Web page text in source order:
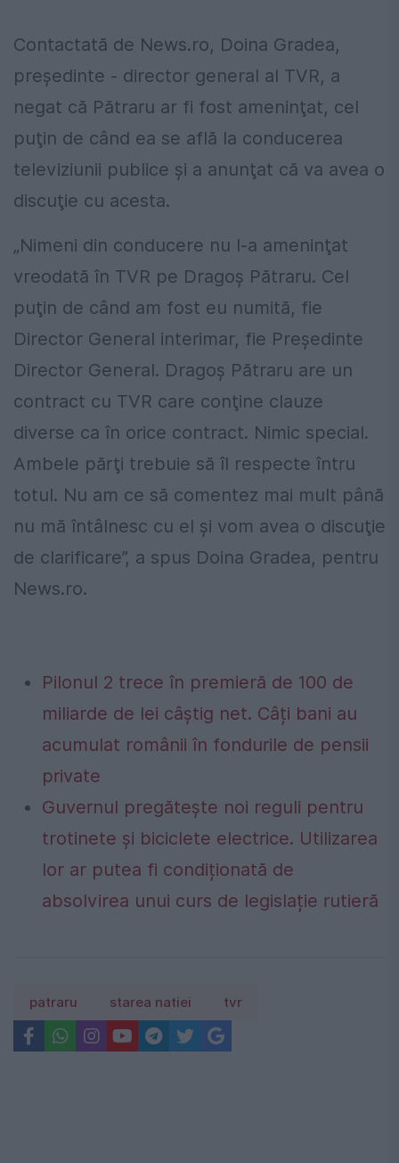
Contactată de News.ro, Doina Gradea,
preşedinte - director general al TVR, a
negat că Pătraru ar fi fost ameninţat, cel
puţin de când ea se află la conducerea
televiziunii publice şi a anunţat că va avea o
discuţie cu acesta.
„Nimeni din conducere nu l-a ameninţat
vreodată în TVR pe Dragoş Pătraru. Cel
puţin de când am fost eu numită, fie
Director General interimar, fie Preşedinte
Director General. Dragoş Pătraru are un
contract cu TVR care conţine clauze
diverse ca în orice contract. Nimic special.
Ambele părţi trebuie să îl respecte întru
totul. Nu am ce să comentez mai mult până
nu mă întâlnesc cu el şi vom avea o discuţie
de clarificare”, a spus Doina Gradea, pentru
News.ro.
Pilonul 2 trece în premieră de 100 de
miliarde de lei câștig net. Câți bani au
acumulat românii în fondurile de pensii
private
Guvernul pregătește noi reguli pentru
trotinete și biciclete electrice. Utilizarea
lor ar putea fi condiționată de
absolvirea unui curs de legislație rutieră
patraru starea natiei tvr